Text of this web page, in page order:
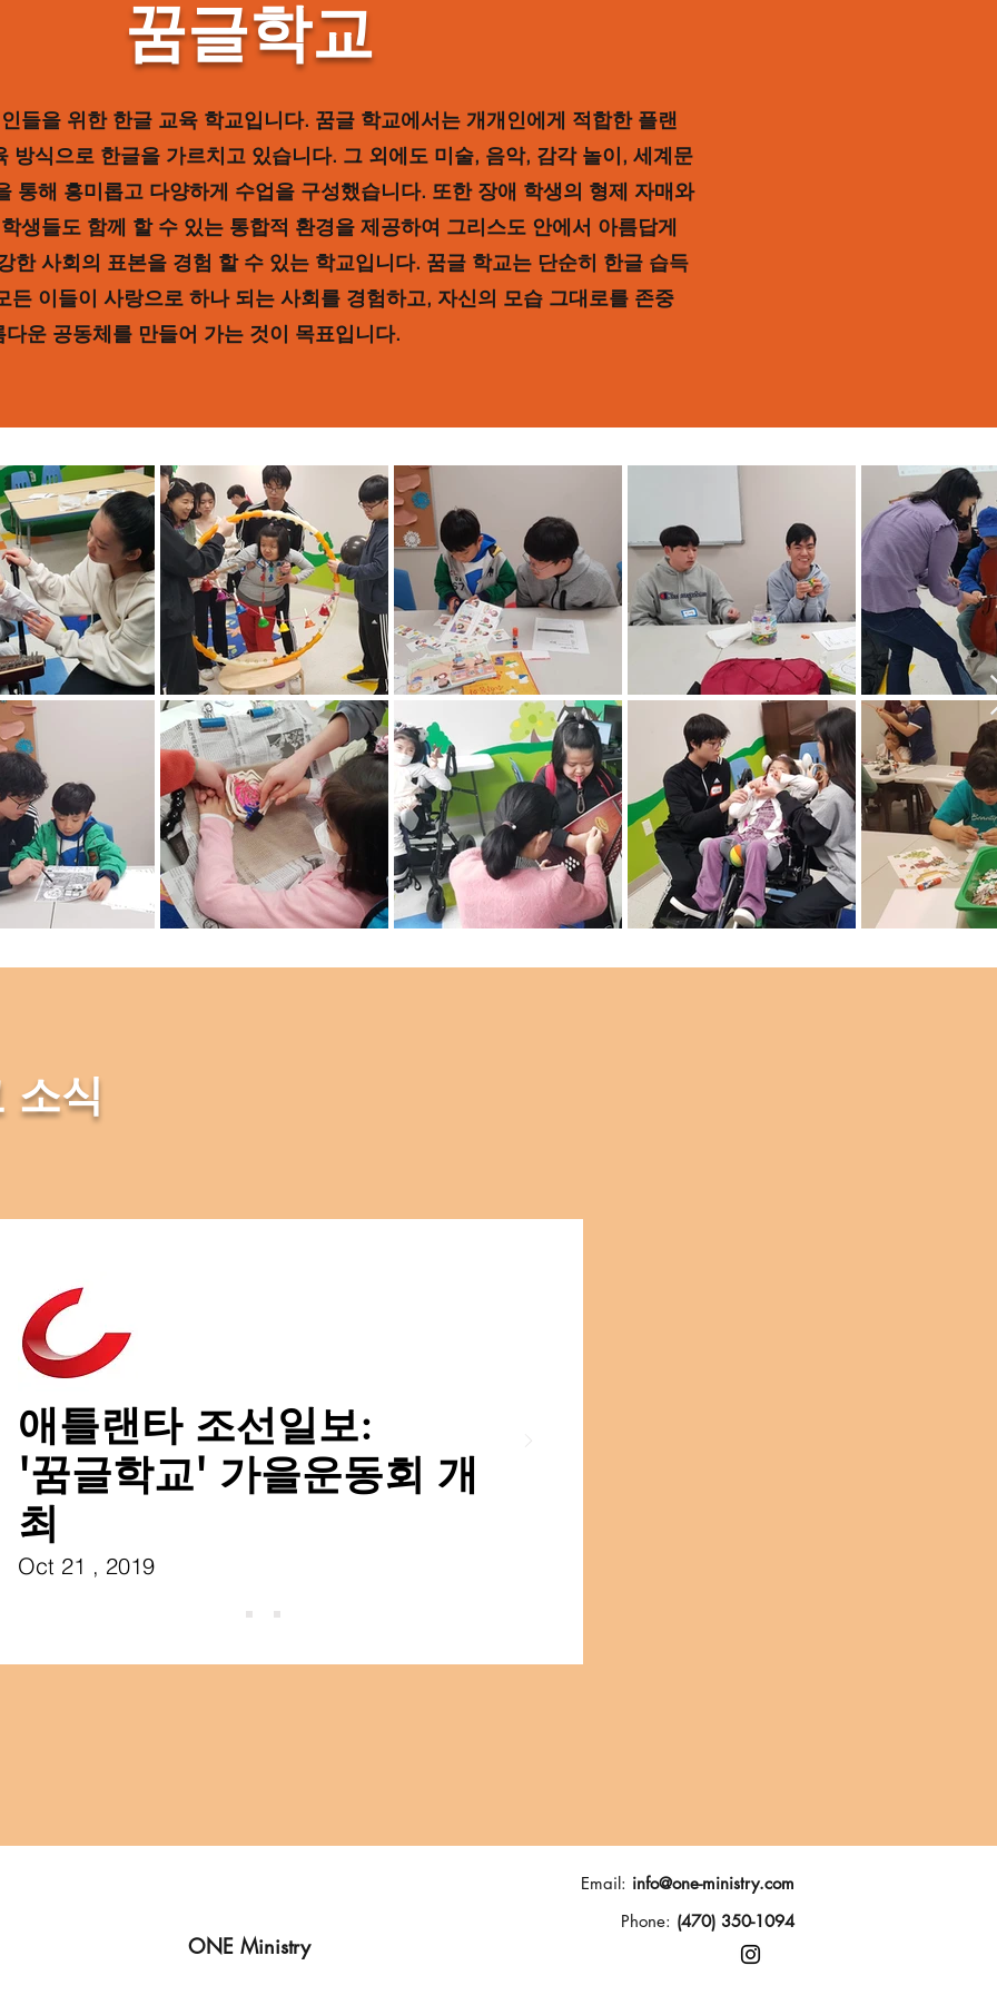
꿈글학교
들을 위한 한글 교육 학교입니다. 꿈글 학교에서는 개개인에게 적합한 플랜
방식으로 한글을 가르치고 있습니다. 그 외에도 미술, 음악, 감각 놀이, 세계문
통해 흥미롭고 다양하게 수업을 구성했습니다. 또한 장애 학생의 형제 자매와
생들도 함께 할 수 있는 통합적 환경을 제공하여 그리스도 안에서 아름답게
한 사회의 표본을 경험 할 수 있는 학교입니다. 꿈글 학교는 단순히 한글 습득
든 이들이 사랑으로 하나 되는 사회를 경험하고, 자신의 모습 그대로를 존중
다운 공동체를 만들어 가는 것이 목표입니다.
애틀랜타 조선일보:
'꿈글학교' 가을운동회 개
최
Oct 21 , 2019
소식
ONE Ministry
Email: info@one-ministry.com
Phone: (470) 350-1094